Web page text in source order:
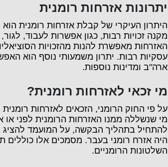
יתרונות אזרחות רומנית
היתרון העיקרי של קבלת אזרחות רומנית
מקנה זכויות רבות, כגון אפשרות לעבוד,
האזרחות מאפשרת להנות מהזכויות
עסקיות רבות. יתרון משמעותי נוסף הוא
ארה"ב ומדינות נוספות.
מי זכאי לאזרחות רומנית?
על פי החוק הרומני, הזכאים לאזרחות
מי שנשללה ממנו האזרחות הרומנית לפני
להתחיל בתהליך הבקשה, על המועמד להציג
היה אזרח רומני בעבר. מסמכים אלו כוללים
השלטונות הרומניים.